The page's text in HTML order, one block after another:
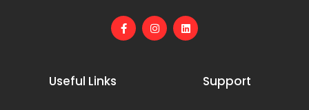
Useful Links Support